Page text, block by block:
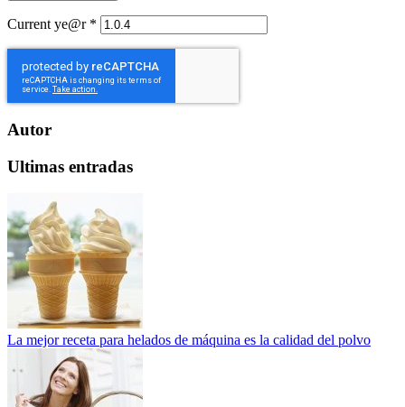
Current ye@r *
Autor
Ultimas entradas
La mejor receta para helados de máquina es la calidad del polvo